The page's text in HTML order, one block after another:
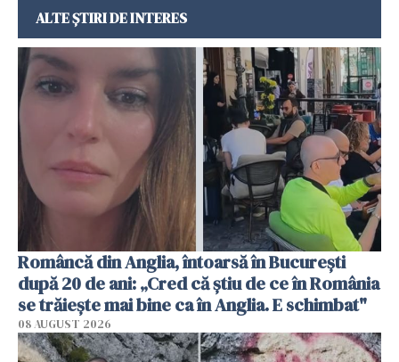
ALTE ȘTIRI DE INTERES
Româncă din Anglia, întoarsă în București
după 20 de ani: „Cred că știu de ce în România
se trăiește mai bine ca în Anglia. E schimbat"
08 AUGUST 2026